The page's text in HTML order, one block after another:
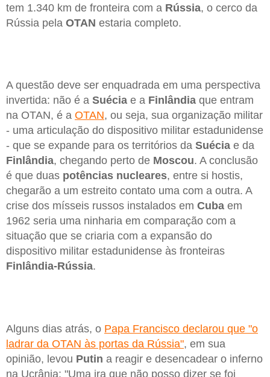
tem 1.340 km de fronteira com a Rússia, o cerco da
Rússia pela OTAN estaria completo.
A questão deve ser enquadrada em uma perspectiva
invertida: não é a Suécia e a Finlândia que entram
na OTAN, é a OTAN, ou seja, sua organização militar
- uma articulação do dispositivo militar estadunidense
- que se expande para os territórios da Suécia e da
Finlândia, chegando perto de Moscou. A conclusão
é que duas potências nucleares, entre si hostis,
chegarão a um estreito contato uma com a outra. A
crise dos mísseis russos instalados em Cuba em
1962 seria uma ninharia em comparação com a
situação que se criaria com a expansão do
dispositivo militar estadunidense às fronteiras
Finlândia-Rússia.
Alguns dias atrás, o Papa Francisco declarou que "o
ladrar da OTAN às portas da Rússia", em sua
opinião, levou Putin a reagir e desencadear o inferno
na Ucrânia: "Uma ira que não posso dizer se foi